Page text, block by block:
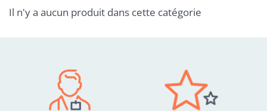
Il n'y a aucun produit dans cette catégorie